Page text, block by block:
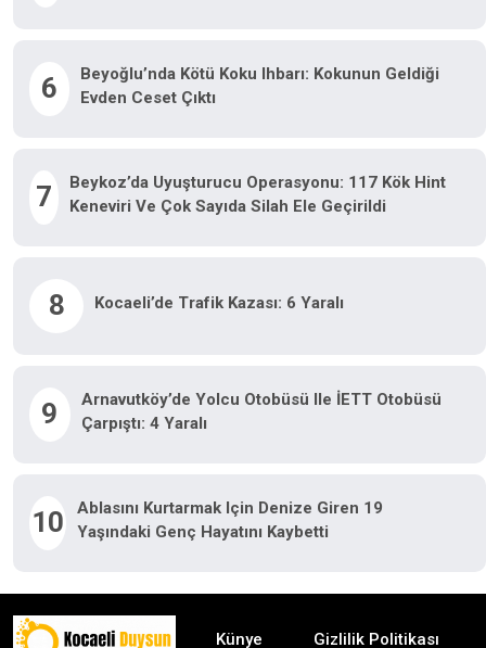
6
Beyoğlu’nda Kötü Koku Ihbarı: Kokunun Geldiği
Evden Ceset Çıktı
7
Beykoz’da Uyuşturucu Operasyonu: 117 Kök Hint
Keneviri Ve Çok Sayıda Silah Ele Geçirildi
8 Kocaeli’de Trafik Kazası: 6 Yaralı
9
Arnavutköy’de Yolcu Otobüsü Ile İETT Otobüsü
Çarpıştı: 4 Yaralı
10
Ablasını Kurtarmak Için Denize Giren 19
Yaşındaki Genç Hayatını Kaybetti
Künye Gizlilik Politikası